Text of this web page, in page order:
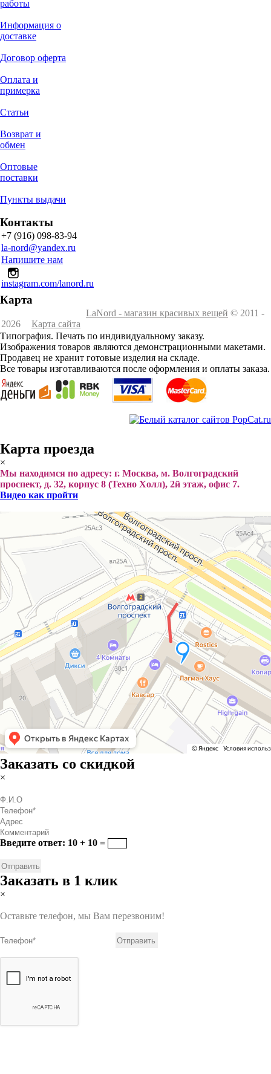
работы
Информация о
доставке
Договор оферта
Оплата и
примерка
Статьи
Возврат и
обмен
Оптовые
поставки
Пункты выдачи
Контакты
+7 (916) 098-83-94
la-nord@yandex.ru
Напишите нам
instagram.com/lanord.ru
Карта
LaNord - магазин красивых вещей © 2011 -
2026
Карта сайта
Типография. Печать по индивидуальному заказу.
Изображения товаров являются демонстрационными макетами.
Продавец не хранит готовые изделия на складе.
Все товары изготавливаются после оформления и оплаты заказа.
Карта проезда
×
Мы находимся по адресу: г. Москва, м. Волгоградский
проспект, д. 32, корпус 8 (Техно Холл), 2й этаж, офис 7.
Видео как пройти
Заказать со скидкой
×
Введите ответ: 10 + 10 =
Заказать в 1 клик
×
Оставьте телефон, мы Вам перезвоним!